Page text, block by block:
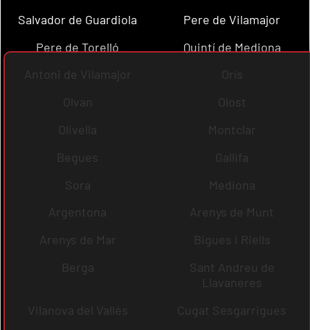
Salvador de Guardiola
Pere de Vilamajor
Pere de Torelló
Quintí de Mediona
Antoni de Vilamajor
Orís
Olvan
Olost
Olivella
Montclar
Begues
Gallifa
Sora
Mediona
Argentona
Arenys de Munt
Arenys de Mar
Bigues i Riells
Berga
Sant Andreu de
Llavaneres
Vilanova del Vallès
Cugat Sesgarrigues